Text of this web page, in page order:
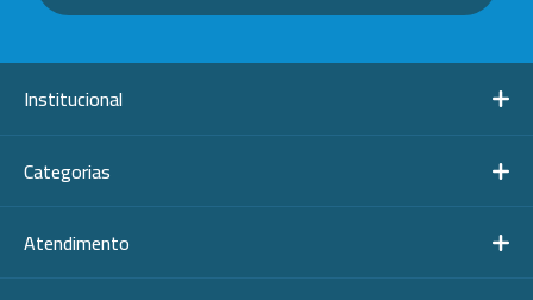
Institucional
Categorias
Atendimento